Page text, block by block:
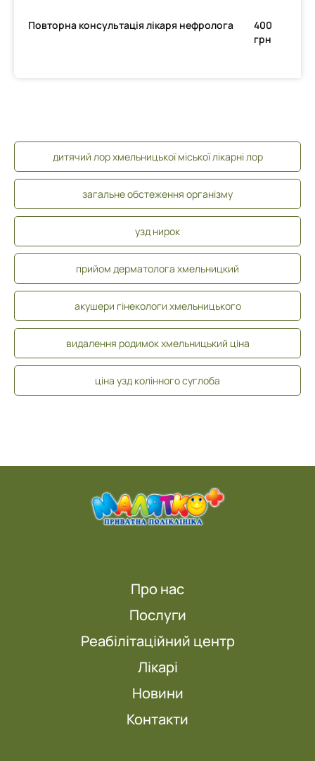
Повторна консультація лікаря нефролога
400
грн
дитячий лор хмельницької міської лікарні лор
загальне обстеження організму
узд нирок
прийом дерматолога хмельницкий
акушери гінекологи хмельницького
видалення родимок хмельницький ціна
ціна узд колінного суглоба
Про нас
Послуги
Реабілітаційний центр
Лікарі
Новини
Контакти